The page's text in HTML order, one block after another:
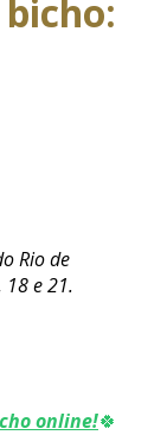
Rio de
18 e 21.
online!🍀